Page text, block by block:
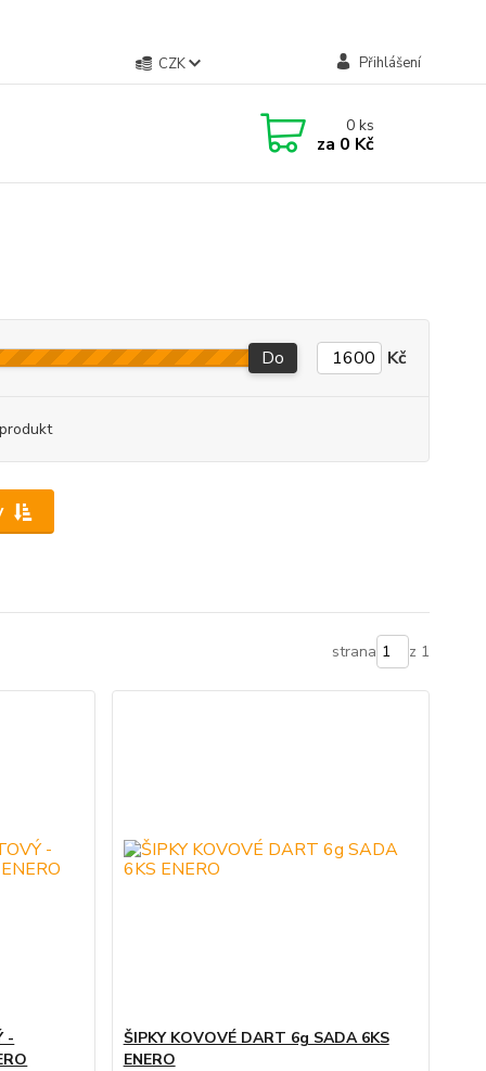
CZK Přihlášení
0ks
za 0 Kč
Do Kč
strana z 1
-
ŠIPKY KOVOVÉ DART 6g SADA 6KS
ENERO